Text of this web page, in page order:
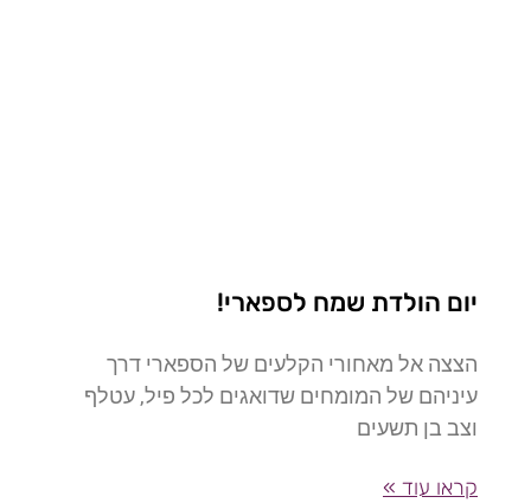
יום הולדת שמח לספארי!
הצצה אל מאחורי הקלעים של הספארי דרך
עיניהם של המומחים שדואגים לכל פיל, עטלף
וצב בן תשעים
קראו עוד »